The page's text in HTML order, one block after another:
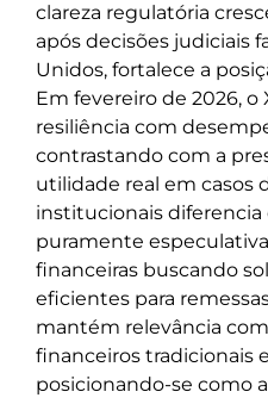
clareza regulatória
após decisões judiciais
Unidos, fortalece a
Em fevereiro de 2026, o
resiliência com
contrastando com a
utilidade real em casos
institucionais diferencia
puramente
financeiras buscando
eficientes para
mantém relevância
financeiros tradicionais
posicionando-se como